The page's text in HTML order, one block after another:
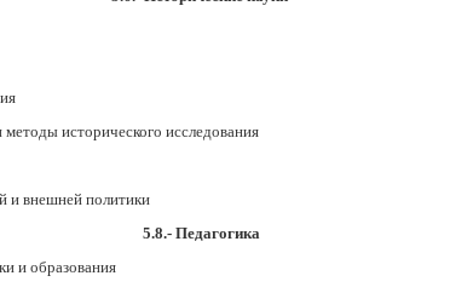
исторического исследования
и внешней политики
5.8.- Педагогика
и образования